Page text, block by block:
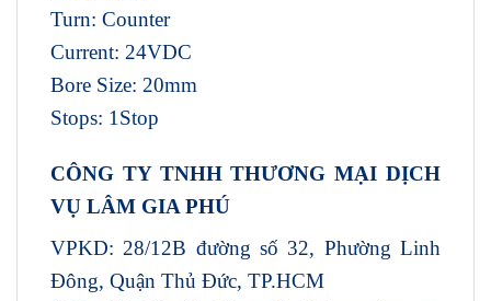
Turn: Counter
Current: 24VDC
Bore Size: 20mm
Stops: 1Stop
CÔNG TY TNHH THƯƠNG MẠI DỊCH
VỤ LÂM GIA PHÚ
VPKD: 28/12B đường số 32, Phường Linh
Đông, Quận Thủ Đức, TP.HCM